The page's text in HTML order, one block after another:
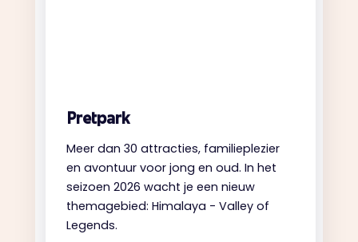
Pretpark
Meer dan 30 attracties, familieplezier
en avontuur voor jong en oud. In het
seizoen 2026 wacht je een nieuw
themagebied: Himalaya - Valley of
Legends.